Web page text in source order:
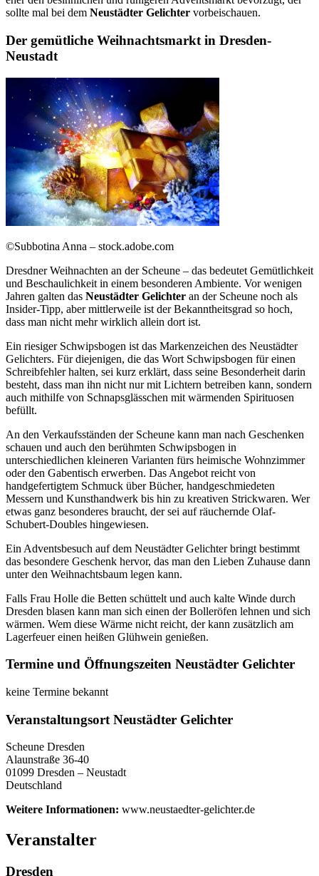
sollte mal bei dem Neustädter Gelichter vorbeischauen.
Der gemütliche Weihnachtsmarkt in Dresden-
Neustadt
©Subbotina Anna – stock.adobe.com
Dresdner Weihnachten an der Scheune – das bedeutet Gemütlichkeit
und Beschaulichkeit in einem besonderen Ambiente. Vor wenigen
Jahren galten das Neustädter Gelichter an der Scheune noch als
Insider-Tipp, aber mittlerweile ist der Bekanntheitsgrad so hoch,
dass man nicht mehr wirklich allein dort ist.
Ein riesiger Schwipsbogen ist das Markenzeichen des Neustädter
Gelichters. Für diejenigen, die das Wort Schwipsbogen für einen
Schreibfehler halten, sei kurz erklärt, dass seine Besonderheit darin
besteht, dass man ihn nicht nur mit Lichtern betreiben kann, sondern
auch mithilfe von Schnapsglässchen mit wärmenden Spirituosen
befüllt.
An den Verkaufsständen der Scheune kann man nach Geschenken
schauen und auch den berühmten Schwipsbogen in
unterschiedlichen kleineren Varianten fürs heimische Wohnzimmer
oder den Gabentisch erwerben. Das Angebot reicht von
handgefertigtem Schmuck über Bücher, handgeschmiedeten
Messern und Kunsthandwerk bis hin zu kreativen Strickwaren. Wer
etwas ganz besonderes braucht, der sei auf räuchernde Olaf-
Schubert-Doubles hingewiesen.
Ein Adventsbesuch auf dem Neustädter Gelichter bringt bestimmt
das besondere Geschenk hervor, das man den Lieben Zuhause dann
unter den Weihnachtsbaum legen kann.
Falls Frau Holle die Betten schüttelt und auch kalte Winde durch
Dresden blasen kann man sich einen der Bolleröfen lehnen und sich
wärmen. Wem diese Wärme nicht reicht, der kann zusätzlich am
Lagerfeuer einen heißen Glühwein genießen.
Termine und Öffnungszeiten Neustädter Gelichter
keine Termine bekannt
Veranstaltungsort Neustädter Gelichter
Scheune Dresden
Alaunstraße 36-40
01099 Dresden – Neustadt
Deutschland
Weitere Informationen: www.neustaedter-gelichter.de
Veranstalter
Dresden